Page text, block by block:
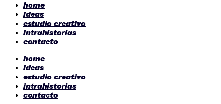
home
ideas
estudio creativo
intrahistorias
contacto
home
ideas
estudio creativo
intrahistorias
contacto